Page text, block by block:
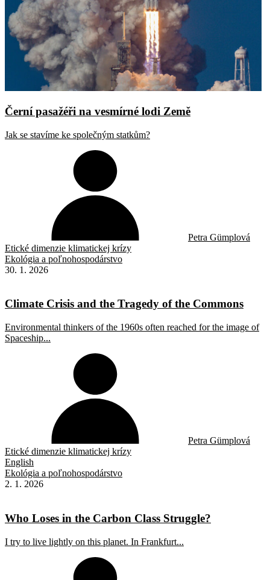
Černí pasažéři na vesmírné lodi Země
Jak se stavíme ke společným statkům?
Petra Gümplová
Etické dimenzie klimatickej krízy
Ekológia a poľnohospodárstvo
30. 1. 2026
Climate Crisis and the Tragedy of the Commons
Environmental thinkers of the 1960s often reached for the image of
Spaceship...
Petra Gümplová
Etické dimenzie klimatickej krízy
English
Ekológia a poľnohospodárstvo
2. 1. 2026
Who Loses in the Carbon Class Struggle?
I try to live lightly on this planet. In Frankfurt...